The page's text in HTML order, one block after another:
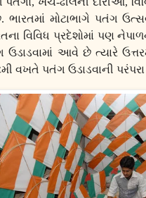
ભારતમાં મોટાભાગે પતંગ
વિવિધ પ્રદેશોમાં પણ
ઉડાડવામાં આવે છે ત્યારે
વખતે પતંગ ઉડાડવાની